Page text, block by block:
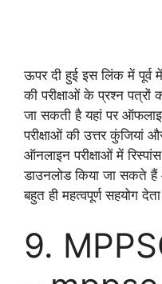
ऊपर दी हुई इस लिंक में पूर्व
की परीक्षाओं के प्रश्न पत्रों
जा सकती है यहां पर
परीक्षाओं की उत्तर कुंजियां
ऑनलाइन परीक्षाओं में
डाउनलोड किया जा सकते हैं
बहुत ही महत्वपूर्ण सहयोग
9.